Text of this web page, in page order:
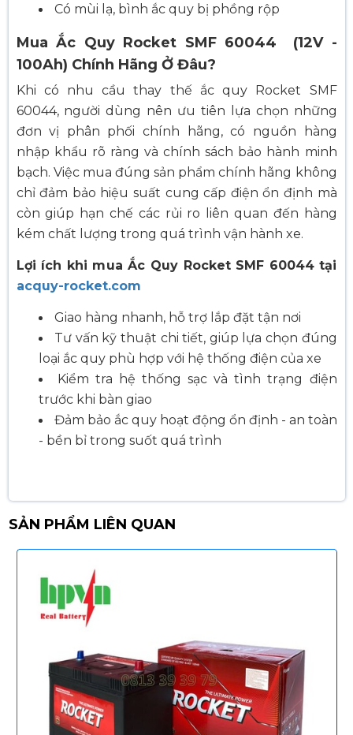
Có mùi lạ, bình ắc quy bị phồng rộp
Mua Ắc Quy Rocket SMF 60044 (12V -
100Ah) Chính Hãng Ở Đâu?
Khi có nhu cầu thay thế ắc quy Rocket SMF
60044, người dùng nên ưu tiên lựa chọn những
đơn vị phân phối chính hãng, có nguồn hàng
nhập khẩu rõ ràng và chính sách bảo hành minh
bạch. Việc mua đúng sản phẩm chính hãng không
chỉ đảm bảo hiệu suất cung cấp điện ổn định mà
còn giúp hạn chế các rủi ro liên quan đến hàng
kém chất lượng trong quá trình vận hành xe.
Lợi ích khi mua Ắc Quy Rocket SMF 60044 tại
acquy-rocket.com
Giao hàng nhanh, hỗ trợ lắp đặt tận nơi
Tư vấn kỹ thuật chi tiết, giúp lựa chọn đúng
loại ắc quy phù hợp với hệ thống điện của xe
Kiểm tra hệ thống sạc và tình trạng điện
trước khi bàn giao
Đảm bảo ắc quy hoạt động ổn định - an toàn
- bền bỉ trong suốt quá trình
SẢN PHẨM LIÊN QUAN